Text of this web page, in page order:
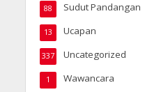
Sudut Pandangan
88
Ucapan
13
Uncategorized
337
Wawancara
1